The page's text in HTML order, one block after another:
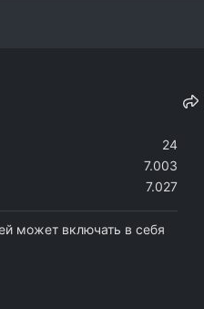
24
7.003
7.027
может включать в себя